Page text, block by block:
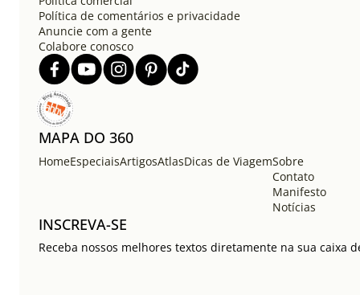
Política de comentários e privacidade
Anuncie com a gente
Colabore conosco
MAPA DO 360
HomeEspeciaisArtigosAtlasDicas de ViagemSobre
Contato
Manifesto
Notícias
INSCREVA-SE
Receba nossos melhores textos diretamente na sua caixa